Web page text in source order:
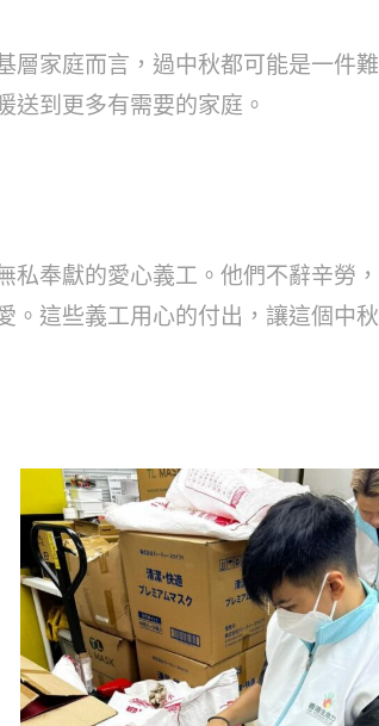
層家庭而言，過中秋都可能是一件
送到更多有需要的家庭。
私奉獻的愛心義工。他們不辭辛勞
這些義工用心的付出，讓這個中